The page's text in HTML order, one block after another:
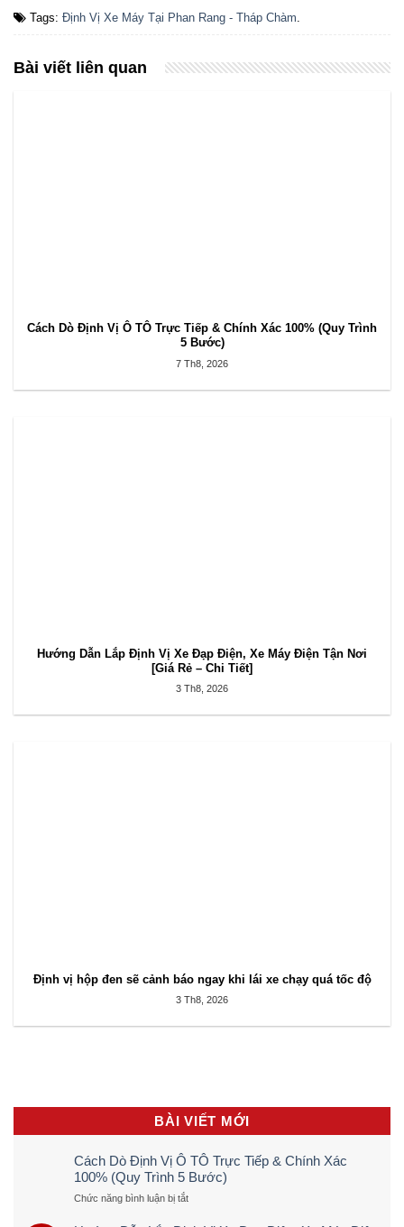
Tags: Định Vị Xe Máy Tại Phan Rang - Tháp Chàm.
Bài viết liên quan
Cách Dò Định Vị Ô TÔ Trực Tiếp & Chính Xác 100% (Quy Trình
5 Bước)
7 Th8, 2026
Hướng Dẫn Lắp Định Vị Xe Đạp Điện, Xe Máy Điện Tận Nơi
[Giá Rẻ – Chi Tiết]
3 Th8, 2026
Định vị hộp đen sẽ cảnh báo ngay khi lái xe chạy quá tốc độ
3 Th8, 2026
BÀI VIẾT MỚI
Cách Dò Định Vị Ô TÔ Trực Tiếp & Chính Xác
100% (Quy Trình 5 Bước)
Chức năng bình luận bị tắtở